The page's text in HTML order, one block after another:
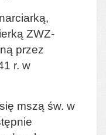
ZWZ-
przez
r. w
mszą św. w